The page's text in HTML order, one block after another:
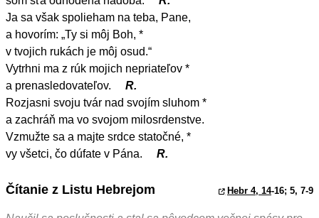
Ja sa však spolieham na teba, Pane,
a hovorím: „Ty si môj Boh, *
v tvojich rukách je môj osud.“
Vytrhni ma z rúk mojich nepriateľov *
a prenasledovateľov.
R.
Rozjasni svoju tvár nad svojím sluhom *
a zachráň ma vo svojom milosrdenstve.
Vzmužte sa a majte srdce statočné, *
vy všetci, čo dúfate v Pána.
R.
Čítanie z Listu Hebrejom Hebr 4, 14-16; 5, 7-9